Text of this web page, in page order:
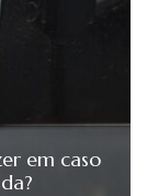
em caso